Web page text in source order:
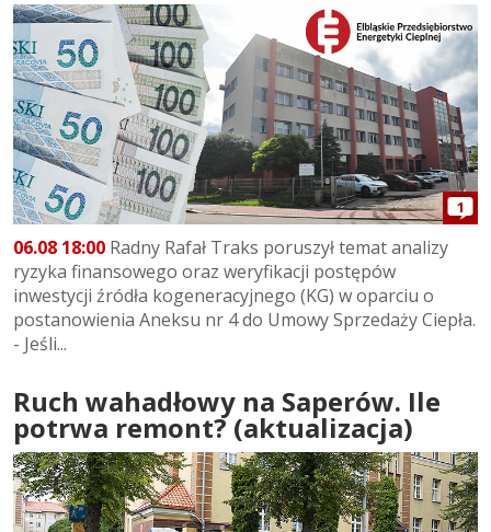
1
06.08 18:00 Radny Rafał Traks poruszył temat analizy
ryzyka finansowego oraz weryfikacji postępów
inwestycji źródła kogeneracyjnego (KG) w oparciu o
postanowienia Aneksu nr 4 do Umowy Sprzedaży Ciepła.
- Jeśli...
Ruch wahadłowy na Saperów. Ile
potrwa remont? (aktualizacja)